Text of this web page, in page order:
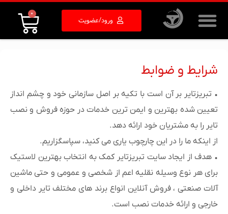
ورود/عضویت
0
شرایط و ضوابط
• تبریزتایر بر آن است با تکیه بر اصل سازمانی خود و چشم انداز
تعیین شده بهترین و ایمن ترین خدمات در حوزه فروش و نصب
تایر را به مشتریان خود ارائه دهد.
از اینکه ما را در این چارچوب یاری می کنید، سپاسگزاریم.
• هدف از ایجاد سایت تبریزتایر کمک به انتخاب بهترین لاستیک
برای هر نوع وسیله نقلیه اعم از شخصی و عمومی و حتی ماشین
آلات صنعتی ، فروش آنلاین انواع برند های مختلف تایر داخلی و
خارجی و ارائه خدمات نصب است.